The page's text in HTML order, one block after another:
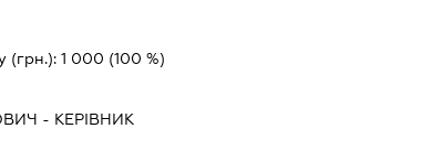
(грн.):1 000 (100 %)
- КЕРІВНИК